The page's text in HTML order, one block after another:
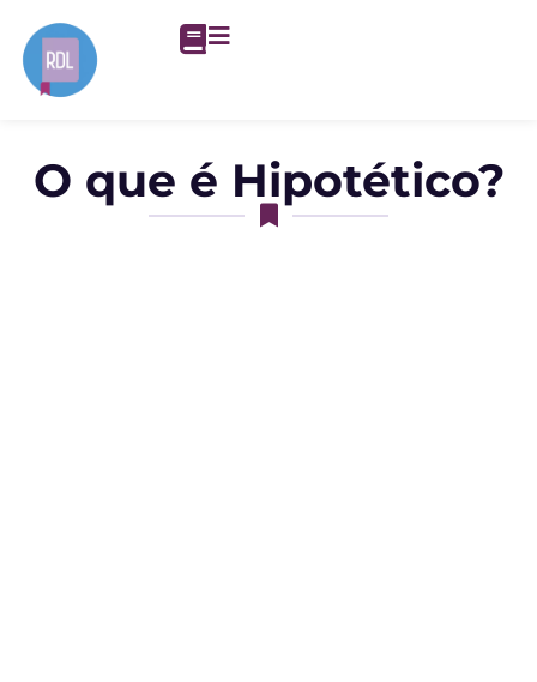
O que é Hipotético?